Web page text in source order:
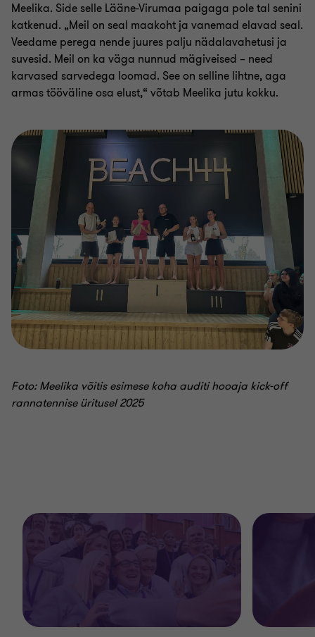
Meelika. Side selle Lääne-Virumaa paigaga pole tal senini
katkenud. „Meil on seal maakoht ja vanemad elavad seal.
Veedame perega nende juures palju nädalavahetusi ja
suvesid. Meil on ka väga nunnud mägiveised – need
karvased sarvedega loomad. See on selline lihtne, aga
armas tööväline osa elust,“ võtab Meelika jutu kokku.
Foto: Meelika võitis esimese koha auditi hooaja kick-off
rannatennise üritusel 2025